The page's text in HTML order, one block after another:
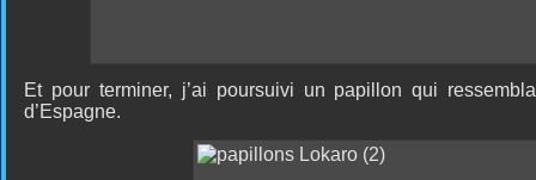
Et pour terminer, j’ai poursuivi un papillon qui
d’Espagne.